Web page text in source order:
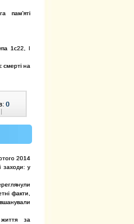
пам’яті
1с22, І
смерті на
0
|
2014
заходи: у
факти,
вшанували
за